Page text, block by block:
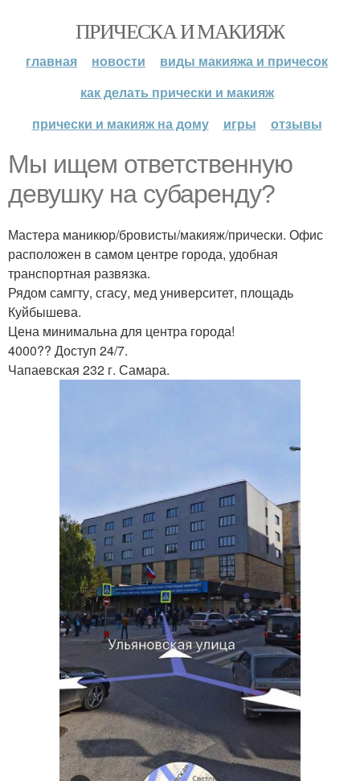
ПРИЧЕСКА И МАКИЯЖ
главная новости
виды макияжа и причесок
как делать прически и макияж
прически и макияж на дому
игры отзывы
Мы ищем ответственную
девушку на субаренду?
Мастера маникюр/бровисты/макияж/прически. Офис
расположен в самом центре города, удобная
транспортная развязка.
Рядом самгту, сгасу, мед университет, площадь
Куйбышева.
Цена минимальна для центра города!
4000?? Доступ 24/7.
Чапаевская 232 г. Самара.